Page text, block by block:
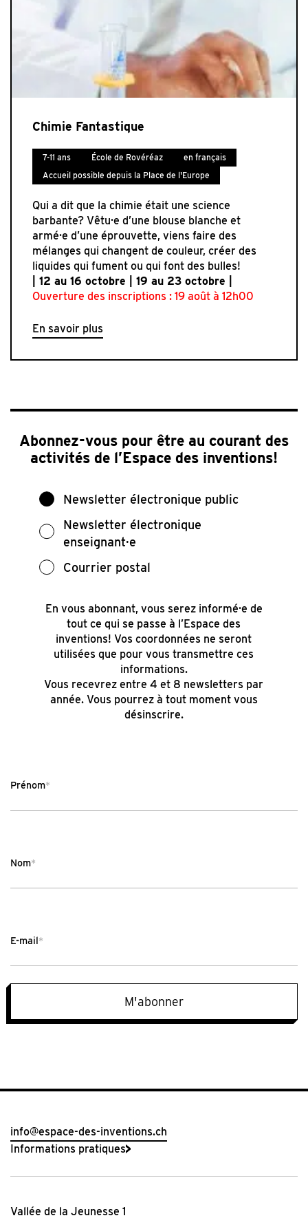
Chimie Fantastique
7-11 ans École de Rovéréaz
en français
Accueil possible depuis la Place de l'Europe
Qui a dit que la chimie était une science
barbante? Vêtu·e d’une blouse blanche et
armé·e d’une éprouvette, viens faire des
mélanges qui changent de couleur, créer des
liquides qui fument ou qui font des bulles!
| 12 au 16 octobre | 19 au 23 octobre |
Ouverture des inscriptions : 19 août à 12h00
En savoir plus
Abonnez-vous pour être au courant des
activités de l’Espace des inventions!
Newsletter électronique public
Newsletter électronique
enseignant·e
Courrier postal
En vous abonnant, vous serez informé·e de
tout ce qui se passe à l’Espace des
inventions! Vos coordonnées ne seront
utilisées que pour vous transmettre ces
informations.
Vous recevrez entre 4 et 8 newsletters par
année. Vous pourrez à tout moment vous
désinscrire.
Prénom*
Nom*
E-mail*
M'abonner
info@espace-des-inventions.ch
Informations pratiques
Vallée de la Jeunesse 1